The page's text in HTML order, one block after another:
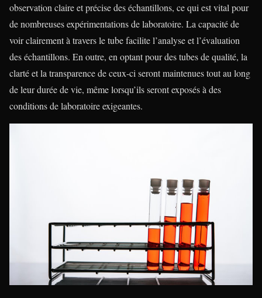
observation claire et précise des échantillons, ce qui est vital pour
de nombreuses expérimentations de laboratoire. La capacité de
voir clairement à travers le tube facilite l’analyse et l’évaluation
des échantillons. En outre, en optant pour des tubes de qualité, la
clarté et la transparence de ceux-ci seront maintenues tout au long
de leur durée de vie, même lorsqu’ils seront exposés à des
conditions de laboratoire exigeantes.